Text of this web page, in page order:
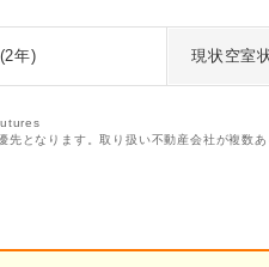
年) 現状空室
となります。取り扱い不動産会社が複数